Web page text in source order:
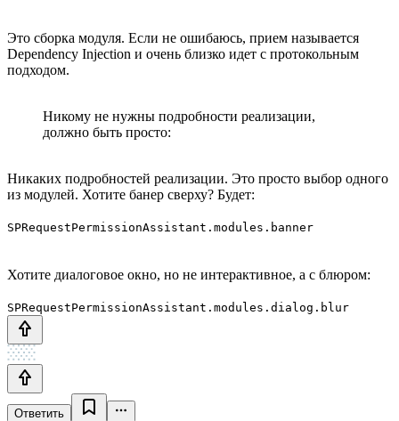
Это сборка модуля. Если не ошибаюсь, прием называется
Dependency Injection и очень близко идет с протокольным
подходом.
Никому не нужны подробности реализации,
должно быть просто:
Никаких подробностей реализации. Это просто выбор одного
из модулей. Хотите банер сверху? Будет:
SPRequestPermissionAssistant.modules.banner
Хотите диалоговое окно, но не интерактивное, а с блюром:
SPRequestPermissionAssistant.modules.dialog.blur
Ответить